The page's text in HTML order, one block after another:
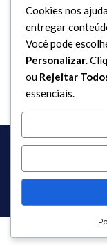
Downloads
Copyright 2017
Cookies nos
entregar
Você pode
Personalizar.
ou Rejeitar
essenciais.